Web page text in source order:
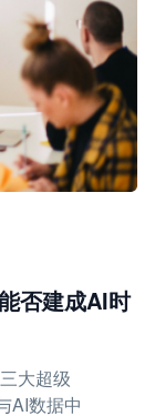
否建成AI时
大超级
AI数据中